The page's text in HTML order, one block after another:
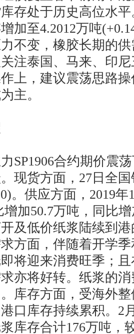
存处于历史高位水平
加至4.2012万吨
不变，橡胶长期的
注泰国、马来、印
上，建议震荡思路
主。
合约期价震荡
现货方面，27日全
。供应方面，2019
增加50.7万吨，同比
及低价纸浆陆续到
方面，伴随着开学
将迎来消费旺季；
亦将好转。纸浆的
库存方面，受海外
口库存持续累积。2
库存合计176万吨，